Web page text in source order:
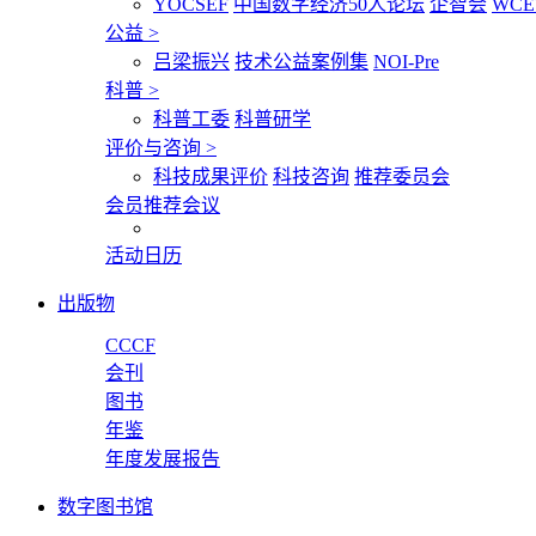
YOCSEF 中国数字经济50人论坛 企智会
公益 >
吕梁振兴 技术公益案例集 NOI-Pre
科普 >
科普工委 科普研学
评价与咨询 >
科技成果评价 科技咨询 推荐委员会
会员推荐会议
活动日历
出版物
CCCF
会刊
图书
年鉴
年度发展报告
数字图书馆